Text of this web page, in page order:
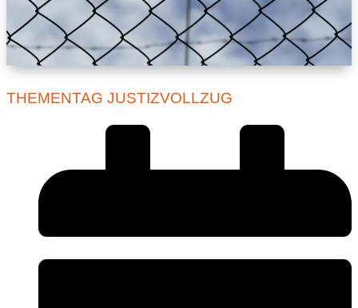
THEMENTAG JUSTIZVOLLZUG